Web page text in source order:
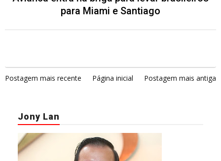
para Miami e Santiago
Postagem mais recente Página inicial Postagem mais antiga
Jony Lan